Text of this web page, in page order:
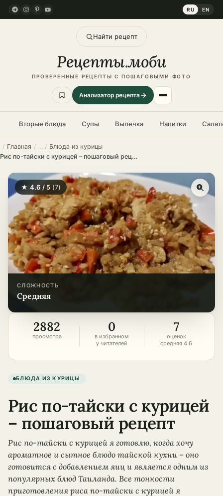
RU EN
Найти рецепт
Рецепты.моби
ПРОВЕРЕННЫЕ РЕЦЕПТЫ С ПОШАГОВЫМИ ФОТО
Анализатор рецепта
Вторые блюда Супы Выпечка Напитки
Главная
Блюда из курицы
Рис по-тайски с курицей – пошаговый рецепт
★ 4.6 / 5 (7)
СЛОЖНОСТЬ
средняя
2882
просмотра
0
в избранном
у читателей
7
оценок
средняя 4.6
БЛЮДА ИЗ КУРИЦЫ
Рис по-тайски с курицей
– пошаговый рецепт
Рис по-тайски с курицей я готовлю, когда хочу
ароматное и сытное блюдо тайской кухни – оно
готовится с добавлением яиц и является одним из
популярных блюд Таиланда. Все тонкости
приготовления риса по-тайски с курицей я